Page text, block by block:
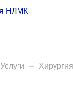
Услуги Хирургия